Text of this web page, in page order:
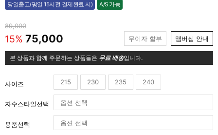
당일출고(평일 15시전 결제완료 시) A/S 가능
가능
89,000
15% 75,000 무이자 할부 맴버십 안내
본 상품과 함께 주문하는 상품들은 무료 배송입니다.
사이즈 215 230 235 240
자수스타일선택
용품선택